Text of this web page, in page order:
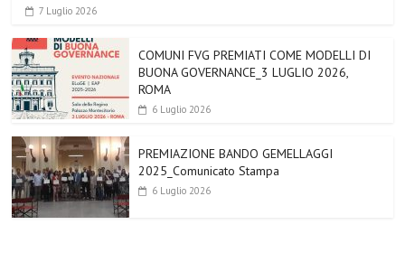
7 Luglio 2026
COMUNI FVG PREMIATI COME MODELLI DI
BUONA GOVERNANCE_3 LUGLIO 2026,
ROMA
6 Luglio 2026
PREMIAZIONE BANDO GEMELLAGGI
2025_Comunicato Stampa
6 Luglio 2026